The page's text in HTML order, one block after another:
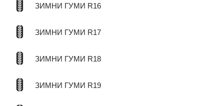
ЗИМНИ ГУМИ R16
ЗИМНИ ГУМИ R17
ЗИМНИ ГУМИ R18
ЗИМНИ ГУМИ R19